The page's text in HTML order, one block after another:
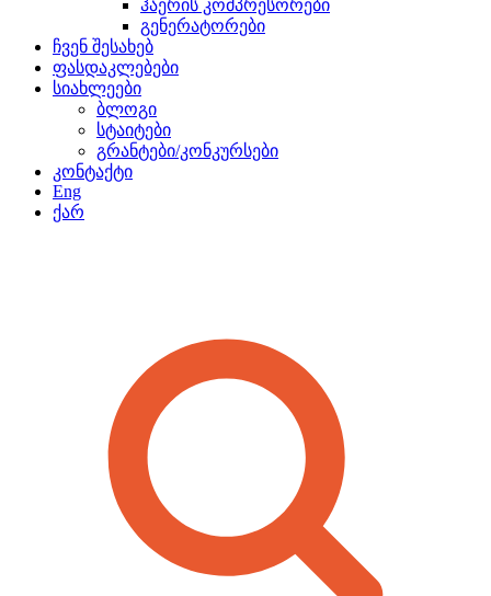
ჰაერის კომპრესორები
გენერატორები
ჩვენ შესახებ
ფასდაკლებები
სიახლეები
ბლოგი
სტაიტები
გრანტები/კონკურსები
კონტაქტი
Eng
ქარ